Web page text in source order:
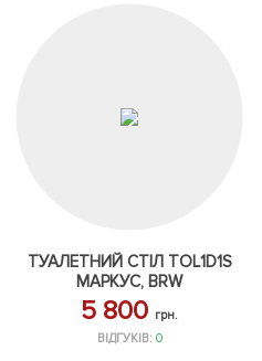
ТУАЛЕТНИЙ СТІЛ TOL1D1S
МАРКУС, BRW
5 800 грн.
ВІДГУКІВ: 0